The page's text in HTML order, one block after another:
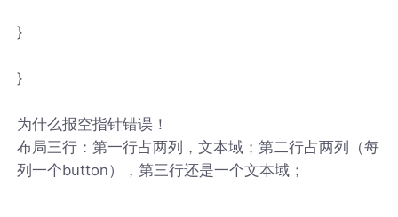
}
}
为什么报空指针错误！
布局三行：第一行占两列，文本域；第二行占两列（每
列一个button），第三行还是一个文本域；